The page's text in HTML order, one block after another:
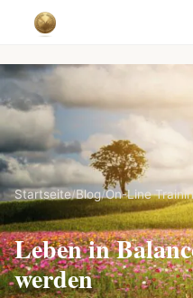
Startseite/Blog/On-Line
Leben in
werden